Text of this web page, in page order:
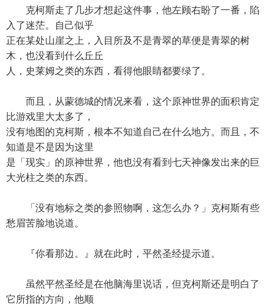
克柯斯走了几步才想起这件事，他左顾右盼了一番，陷
入了迷茫。自己似乎
正在某处山崖之上，入目所及不是青翠的草便是青翠的树
木，也没看到什么丘丘
人，史莱姆之类的东西，看得他眼睛都要绿了。
而且，从蒙德城的情况来看，这个原神世界的面积肯定
比游戏里大太多了，
没有地图的克柯斯，根本不知道自己在什么地方。而且，不
知道是不是因为这里
是「现实」的原神世界，他也没有看到七天神像发出来的巨
大光柱之类的东西。
「没有地标之类的参照物啊，这怎么办？」克柯斯有些
愁眉苦脸地说道。
『你看那边。』就在此时，平然圣经提示道。
虽然平然圣经是在他脑海里说话，但克柯斯还是明白了
它所指的方向，他顺